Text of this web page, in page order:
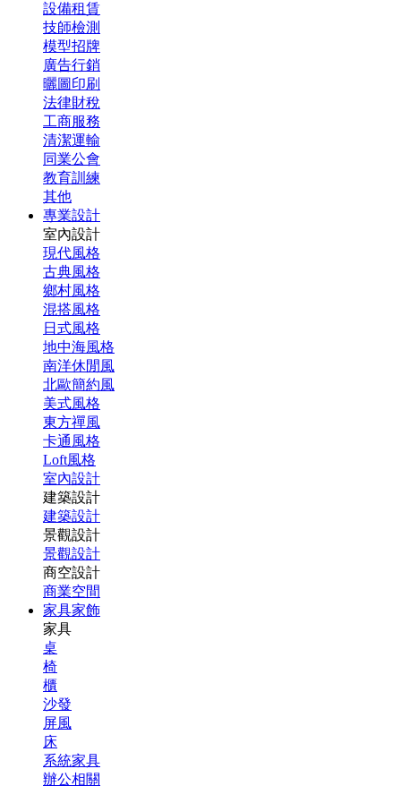
設備租賃
技師檢測
模型招牌
廣告行銷
曬圖印刷
法律財稅
工商服務
清潔運輸
同業公會
教育訓練
其他
專業設計
室內設計
現代風格
古典風格
鄉村風格
混搭風格
日式風格
地中海風格
南洋休閒風
北歐簡約風
美式風格
東方禪風
卡通風格
Loft風格
室內設計
建築設計
建築設計
景觀設計
景觀設計
商空設計
商業空間
家具家飾
家具
桌
椅
櫃
沙發
屏風
床
系統家具
辦公相關